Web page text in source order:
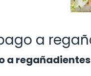
a
a regañadientes